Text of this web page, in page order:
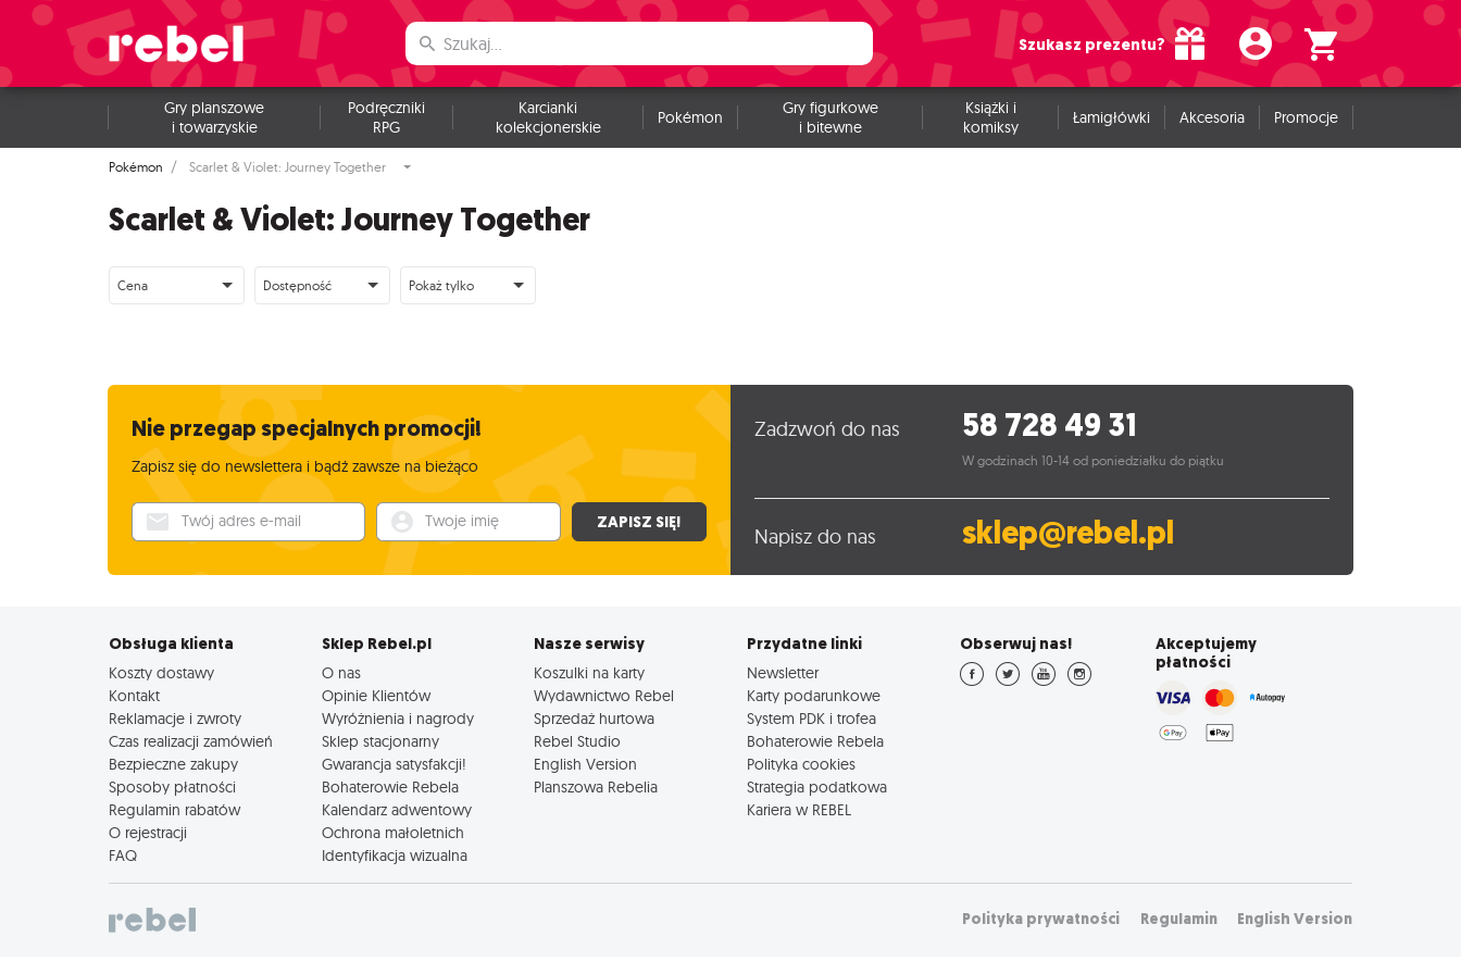
Szukasz prezentu?
Gry planszowe
i towarzyskie
Podręczniki
RPG
Karcianki
kolekcjonerskie
Pokémon
Gry figurkowe
i bitewne
Książki i
komiksy
Łamigłówki Akcesoria Promocje
Pokémon Scarlet & Violet: Journey Together
Scarlet & Violet: Journey Together
Cena Dostępność Pokaż tylko
Nie przegap specjalnych promocji!
Zapisz się do newslettera i bądź zawsze na bieżąco
Twój adres e-mail Twoje imię ZAPISZ SIĘ!
Zadzwoń do nas 58 728 49 31
W godzinach 10-14 od poniedziałku do piątku
Napisz do nas sklep@rebel.pl
Obsługa klienta
Koszty dostawy
Kontakt
Reklamacje i zwroty
Czas realizacji zamówień
Bezpieczne zakupy
Sposoby płatności
Regulamin rabatów
O rejestracji
FAQ
Sklep Rebel.pl
O nas
Opinie Klientów
Wyróżnienia i nagrody
Sklep stacjonarny
Gwarancja satysfakcji!
Bohaterowie Rebela
Kalendarz adwentowy
Ochrona małoletnich
Identyfikacja wizualna
Nasze serwisy
Koszulki na karty
Wydawnictwo Rebel
Sprzedaż hurtowa
Rebel Studio
English Version
Planszowa Rebelia
Przydatne linki
Newsletter
Karty podarunkowe
System PDK i trofea
Bohaterowie Rebela
Polityka cookies
Strategia podatkowa
Kariera w REBEL
Obserwuj nas!
Akceptujemy
płatności
Polityka prywatności Regulamin English Version